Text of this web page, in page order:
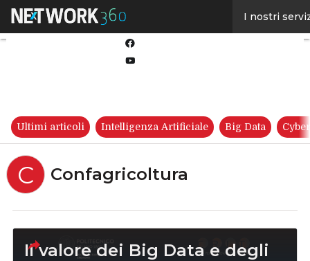
I nostri
Ultimi articoli Intelligenza Artificiale Big Data
C Confagricoltura
Il valore dei Big Data e degli